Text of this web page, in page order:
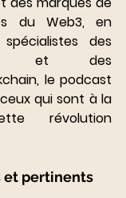
du Web3, en
des
et des
le podcast
qui sont à la
révolution
et pertinents